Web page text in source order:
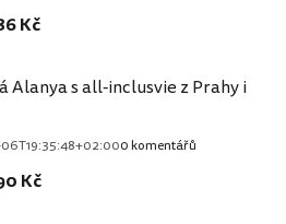
Kč
Alanya s all-inclusvie z Prahy i
0 komentářů
Kč